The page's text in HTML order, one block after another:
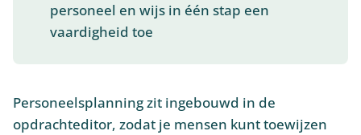
personeel en wijs in één stap een
vaardigheid toe
Personeelsplanning zit ingebouwd in de
opdrachteditor, zodat je mensen kunt toewijzen